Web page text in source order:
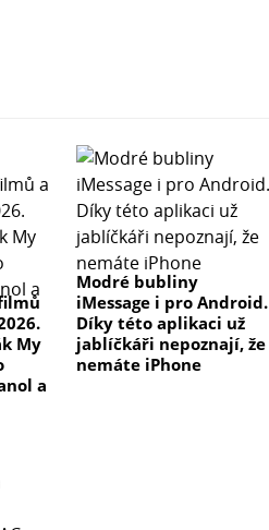
My
a
Modré bubliny
iMessage i pro Android.
Díky této aplikaci už
jablíčkáři nepoznají, že
nemáte iPhone